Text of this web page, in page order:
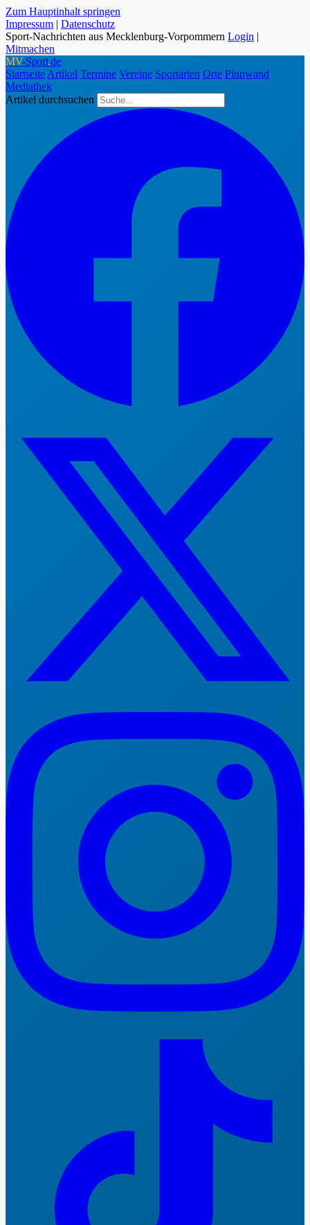
Zum Hauptinhalt springen
Impressum | Datenschutz
Sport-Nachrichten aus Mecklenburg-Vorpommern Login |
Mitmachen
MV-Sport.de
Startseite Artikel Termine Vereine Sportarten Orte Pinnwand
Mediathek
Artikel durchsuchen